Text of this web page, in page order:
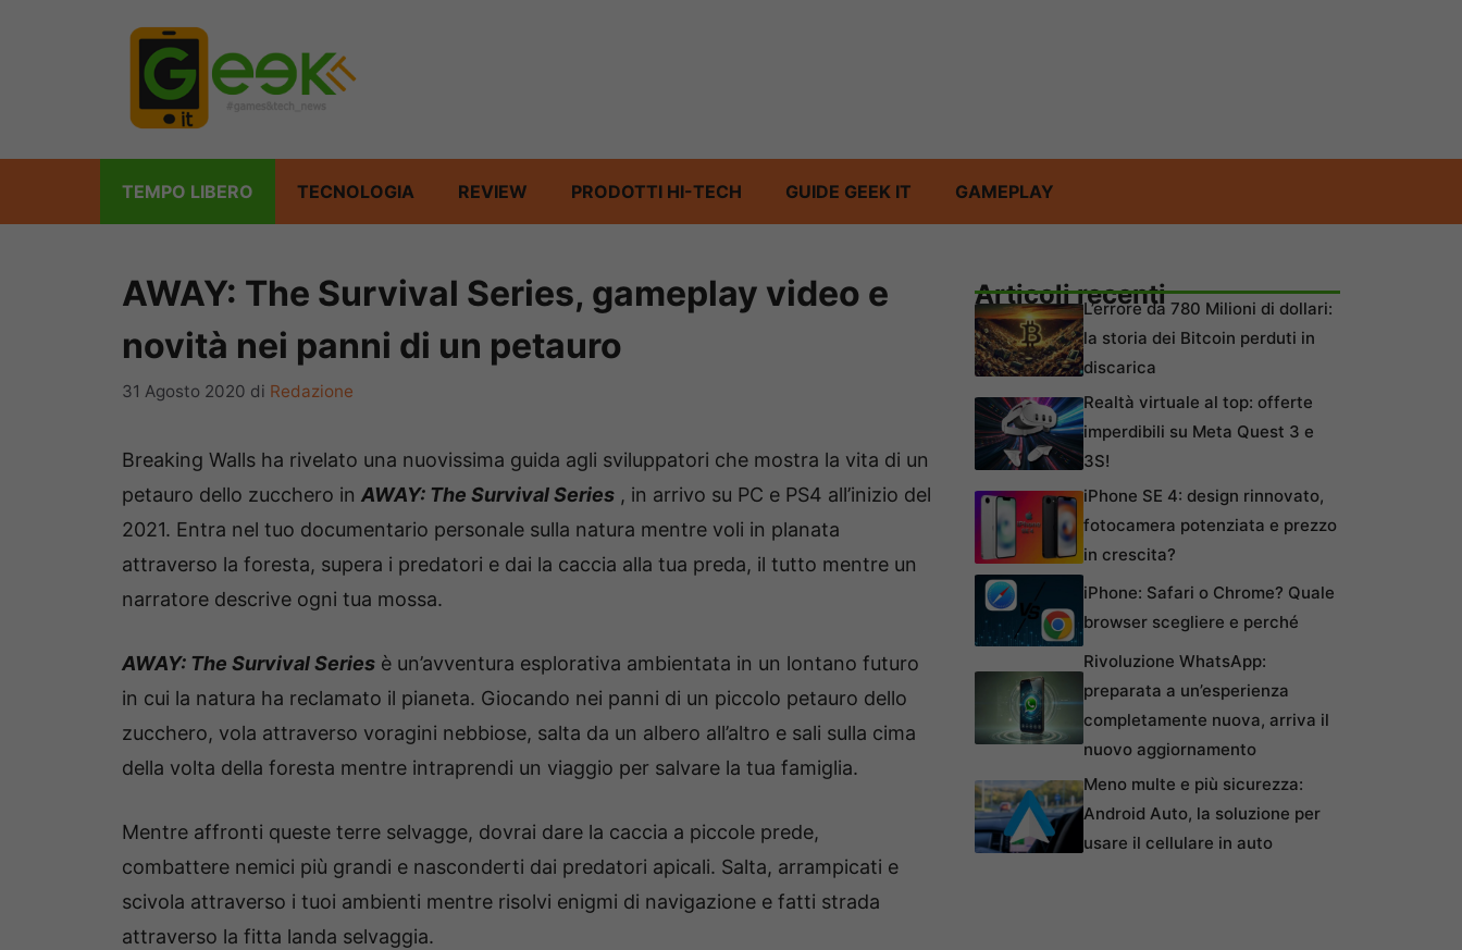
TEMPO LIBERO TECNOLOGIA REVIEW PRODOTTI HI-TECH GUIDE GEEK IT GAMEPLAY
AWAY: The Survival Series, gameplay video e
novità nei panni di un petauro
31 Agosto 2020 di Redazione
Breaking Walls ha rivelato una nuovissima guida agli sviluppatori che mostra la vita di un
petauro dello zucchero in AWAY: The Survival Series , in arrivo su PC e PS4 all’inizio del
2021. Entra nel tuo documentario personale sulla natura mentre voli in planata
attraverso la foresta, supera i predatori e dai la caccia alla tua preda, il tutto mentre un
narratore descrive ogni tua mossa.
AWAY: The Survival Series è un’avventura esplorativa ambientata in un lontano futuro
in cui la natura ha reclamato il pianeta. Giocando nei panni di un piccolo petauro dello
zucchero, vola attraverso voragini nebbiose, salta da un albero all’altro e sali sulla cima
della volta della foresta mentre intraprendi un viaggio per salvare la tua famiglia.
Mentre affronti queste terre selvagge, dovrai dare la caccia a piccole prede,
combattere nemici più grandi e nasconderti dai predatori apicali. Salta, arrampicati e
scivola attraverso i tuoi ambienti mentre risolvi enigmi di navigazione e fatti strada
attraverso la fitta landa selvaggia.
Articoli recentiL’errore da 780 Milioni di dollari:
la storia dei Bitcoin perduti in
discarica
Realtà virtuale al top: offerte
imperdibili su Meta Quest 3 e
3S!
iPhone SE 4: design rinnovato,
fotocamera potenziata e prezzo
in crescita?
iPhone: Safari o Chrome? Quale
browser scegliere e perché
Rivoluzione WhatsApp:
preparata a un’esperienza
completamente nuova, arriva il
nuovo aggiornamento
Meno multe e più sicurezza:
Android Auto, la soluzione per
usare il cellulare in auto